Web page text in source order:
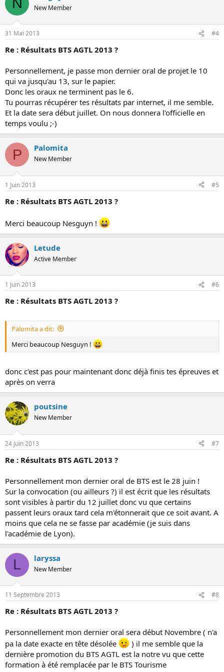
New Member
31 Mai 2013 #4
Re : Résultats BTS AGTL 2013 ?
Personnellement, je passe mon dernier oral de projet le 10
qui va jusqu'au 13, sur le papier.
Donc les oraux ne terminent pas le 6.
Tu pourras récupérer tes résultats par internet, il me semble.
Et la date sera début juillet. On nous donnera l'officielle en
temps voulu ;-)
P Palomita
New Member
1 Juin 2013 #5
Re : Résultats BTS AGTL 2013 ?
Merci beaucoup Nesguyn !
Letude
Active Member
1 Juin 2013 #6
Re : Résultats BTS AGTL 2013 ?
Palomita a dit:
Merci beaucoup Nesguyn !
donc c'est pas pour maintenant donc déjà finis tes épreuves et
après on verra
poutsine
New Member
24 Juin 2013 #7
Re : Résultats BTS AGTL 2013 ?
Personnellement mon dernier oral de BTS est le 28 juin !
Sur la convocation (ou ailleurs ?) il est écrit que les résultats
sont visibles à partir du 12 juillet donc vu que certains
passent leurs oraux tard cela m'étonnerait que ce soit avant. A
moins que cela ne se fasse par académie (je suis dans
l'académie de Lyon).
L laryssa
New Member
11 Septembre 2013 #8
Re : Résultats BTS AGTL 2013 ?
Personnellement mon dernier oral sera début Novembre ( n'a
pa la date exacte en tête désolée
) il me semble que la
dernière promotion du BTS AGTL est la notre vu que cette
formation à été remplacée par le BTS Tourisme